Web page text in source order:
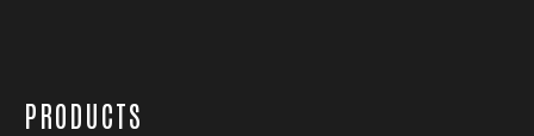
PRODUCTS